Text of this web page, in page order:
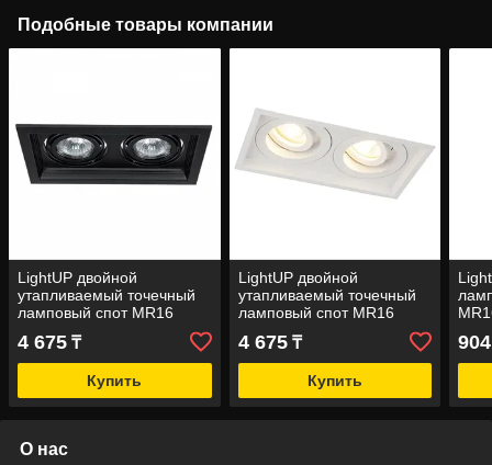
Подобные товары компании
LightUP двойной
утапливаемый точечный
ламповый спот MR16
4 675 ₸
Купить
LightUP двойной
утапливаемый точечный
ламповый спот MR16
4 675₸
Купить
904
О нас